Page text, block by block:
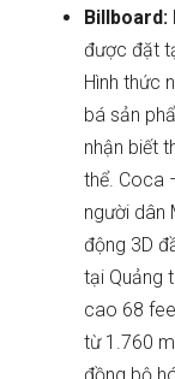
Billboard:
được đặt
Hình thức
bá sản
nhận biết
thể. Coca
người dân
động 3D
tại Quảng
cao 68
từ 1.760